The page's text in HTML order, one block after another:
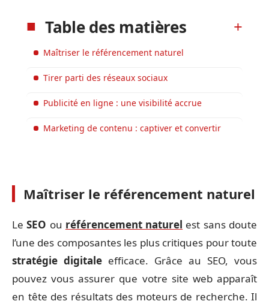
Table des matières
Maîtriser le référencement naturel
Tirer parti des réseaux sociaux
Publicité en ligne : une visibilité accrue
Marketing de contenu : captiver et convertir
Maîtriser le référencement naturel
LeSEO ou référencement naturel est sans doute
l’une des composantes les plus critiques pour toute
stratégie digitale efficace. Grâce au SEO, vous
pouvez vous assurer que votre site web apparaît
en tête des résultats des moteurs de recherche. Il